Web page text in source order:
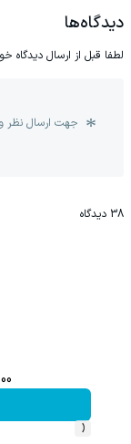
دیدگاه‌ها
لطفا قبل از ارسال دیدگاه
جهت ارسال نظر
38 دیدگاه
‹